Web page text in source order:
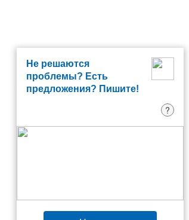
Не решаются
проблемы? Есть
предложения? Пишите!
?